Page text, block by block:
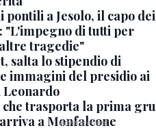
pontili a Jesolo, il capo dei
"L'impegno di tutti per
tragedie"
salta lo stipendio di
immagini del presidio ai
Leonardo
che trasporta la prima gru
a Monfalcone